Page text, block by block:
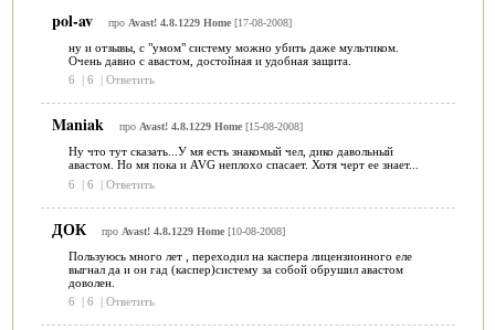
pol-av про Avast! 4.8.1229 Home[17-08-2008]
ну и отзывы, с "умом" систему можно убить даже мультиком.
Очень давно с авастом, достойная и удобная защита.
6
| 6 | Ответить
Maniak про Avast! 4.8.1229 Home[15-08-2008]
Ну что тут сказать...У мя есть знакомый чел, дико давольный
авастом. Но мя пока и AVG неплохо спасает. Хотя черт ее знает...
6
| 6 | Ответить
ДОК про Avast! 4.8.1229 Home[10-08-2008]
Пользуюсь много лет , переходил на каспера лицензионного еле
выгнал да и он гад (каспер)систему за собой обрушил авастом
доволен.
6
| 6 | Ответить